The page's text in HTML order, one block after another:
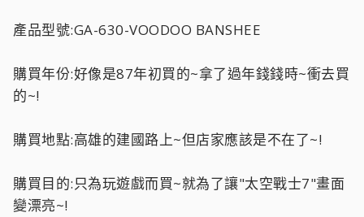
產品型號:GA-630-VOODOO BANSHEE
購買年份:好像是87年初買的~拿了過年錢錢時~衝去買
的~!
購買地點:高雄的建國路上~但店家應該是不在了~!
購買目的:只為玩遊戲而買~就為了讓"太空戰士7"畫面
變漂亮~!